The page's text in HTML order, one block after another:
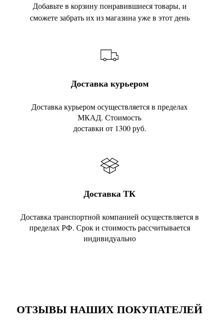
Добавьте в корзину понравившиеся товары, и
сможете забрать их из магазина уже в этот день
Доставка курьером
Доставка курьером осуществляется в пределах
МКАД. Стоимость
доставки от 1300 руб.
Доставка ТК
Доставка транспортной компанией осуществляется в
пределах РФ. Срок и стоимость рассчитывается
индивидуально
ОТЗЫВЫ НАШИХ ПОКУПАТЕЛЕЙ